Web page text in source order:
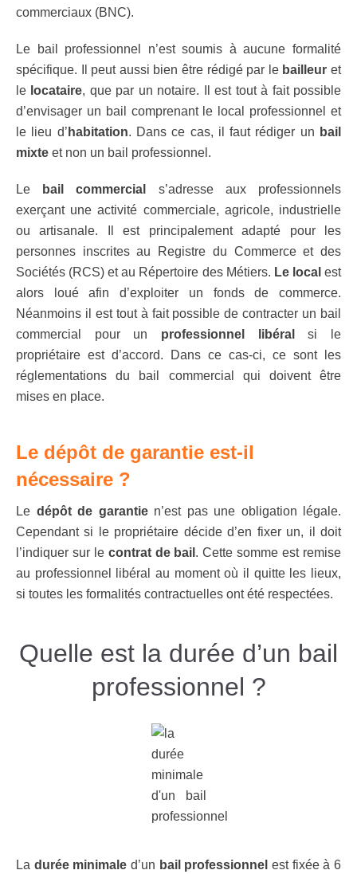
commerciaux (BNC).
Le bail professionnel n’est soumis à aucune formalité
spécifique. Il peut aussi bien être rédigé par le bailleur et
le locataire, que par un notaire. Il est tout à fait possible
d’envisager un bail comprenant le local professionnel et
le lieu d’ habitation. Dans ce cas, il faut rédiger un bail
mixte et non un bail professionnel.
Le bail commercial
s’adresse aux professionnels
exerçant une activité commerciale, agricole, industrielle
ou artisanale. Il est principalement adapté pour les
personnes inscrites au Registre du Commerce et des
Sociétés (RCS) et au Répertoire des Métiers. Le local est
alors loué afin d’exploiter un fonds de commerce.
Néanmoins il est tout à fait possible de contracter un bail
commercial pour un professionnel libéral
si le
propriétaire est d’accord. Dans ce cas-ci, ce sont les
réglementations du bail commercial qui doivent être
mises en place.
Le dépôt de garantie est-il
nécessaire ?
Le dépôt de garantien’est pas une obligation légale.
Cependant si le propriétaire décide d’en fixer un, il doit
l’indiquer sur lecontrat de bail . Cette somme est remise
au professionnel libéral au moment où il quitte les lieux,
si toutes les formalités contractuelles ont été respectées.
Quelle est la durée d’un bail
professionnel ?
La durée minimale d’un bail professionnel est fixée à 6